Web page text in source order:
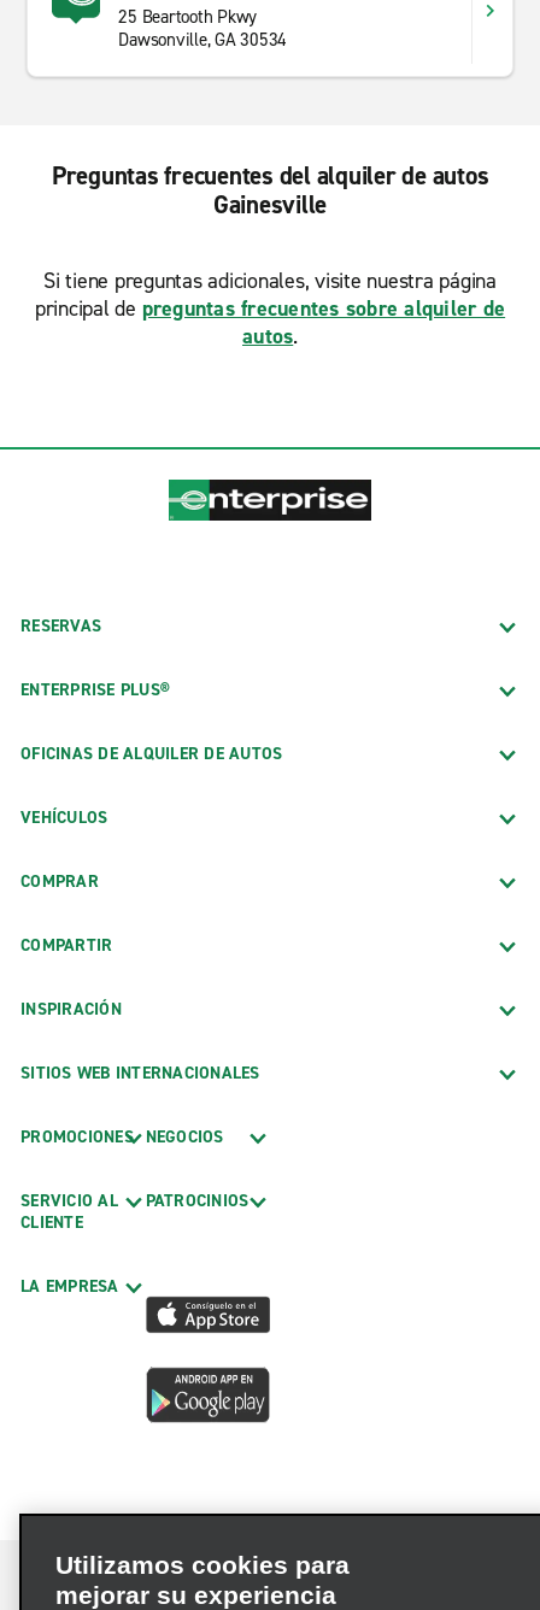
25 Beartooth Pkwy
Dawsonville, GA 30534
Preguntas frecuentes del alquiler de autos
Gainesville
Si tiene preguntas adicionales, visite nuestra página
principal de preguntas frecuentes sobre alquiler de
autos.
RESERVAS
ENTERPRISE PLUS®
OFICINAS DE ALQUILER DE AUTOS
VEHÍCULOS
COMPRAR
COMPARTIR
INSPIRACIÓN
SITIOS WEB INTERNACIONALES
PROMOCIONES
SERVICIO AL
CLIENTE
LA EMPRESA
NEGOCIOS
PATROCINIOS
Utilizamos cookies para
mejorar su experiencia